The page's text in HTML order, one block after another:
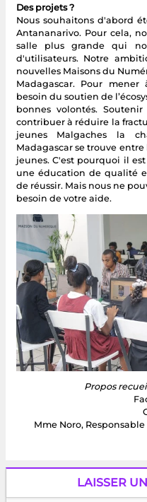
Des projets ?
Nous souhaitons d'abord
Antananarivo. Pour cela,
salle plus grande qui
d'utilisateurs. Notre
nouvelles Maisons du
Madagascar. Pour
besoin du soutien de
bonnes volontés.
contribuer à réduire la
jeunes Malgaches la
Madagascar se trouve
jeunes. C'est pourquoi il
une éducation de qualité
de réussir. Mais nous ne
besoin de votre aide.
Propos
Mme Noro,
LAISSER